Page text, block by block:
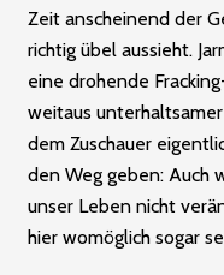
Zeit anscheinend der
richtig übel aussieht.
eine drohende
weitaus
dem Zuschauer
den Weg geben: Auch
unser Leben nicht
hier womöglich sogar